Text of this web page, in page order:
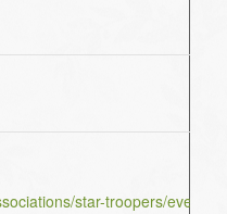
star-troopers/